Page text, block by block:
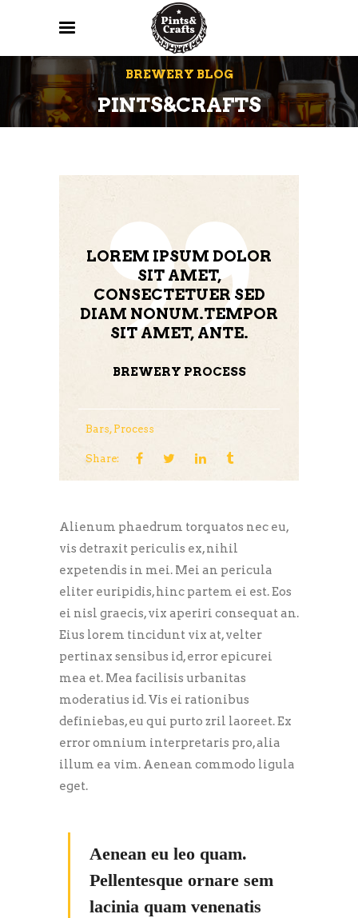
BREWERY BLOG
PINTS&CRAFTS
LOREM IPSUM DOLOR
SIT AMET,
CONSECTETUER SED
DIAM NONUM.TEMPOR
SIT AMET, ANTE.
BREWERY PROCESS
Bars, Process
Share:
Alienum phaedrum torquatos nec eu,
vis detraxit periculis ex, nihil
expetendis in mei. Mei an pericula
eliter euripidis, hinc partem ei est. Eos
ei nisl graecis, vix aperiri consequat an.
Eius lorem tincidunt vix at, velter
pertinax sensibus id, error epicurei
mea et. Mea facilisis urbanitas
moderatius id. Vis ei rationibus
definiebas, eu qui purto zril laoreet. Ex
error omnium interpretaris pro, alia
illum ea vim. Aenean commodo ligula
eget.
Aenean eu leo quam.
Pellentesque ornare sem
lacinia quam venenatis